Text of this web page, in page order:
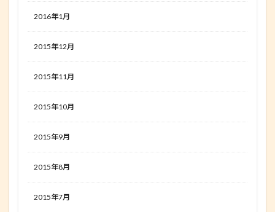
2016年1月
2015年12月
2015年11月
2015年10月
2015年9月
2015年8月
2015年7月